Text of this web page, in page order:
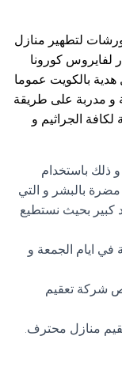
لتطهير منازل
لفايروس كورونا
بالكويت عموما
و مدربة على طريقة
الجراثيم و
ذلك باستخدام
مضرة بالبشر و التي
كبير بحيث نستطيع
ايام الجمعة و
شركة تعقيم
منازل محترف.